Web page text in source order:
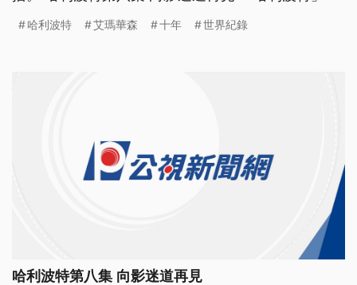
廣場舉行全球首映會，吸引了來自世界各地的麻瓜們
哈利波特 艾瑪華森 十年 世界紀錄
哈利波特第八集 向影迷道再見